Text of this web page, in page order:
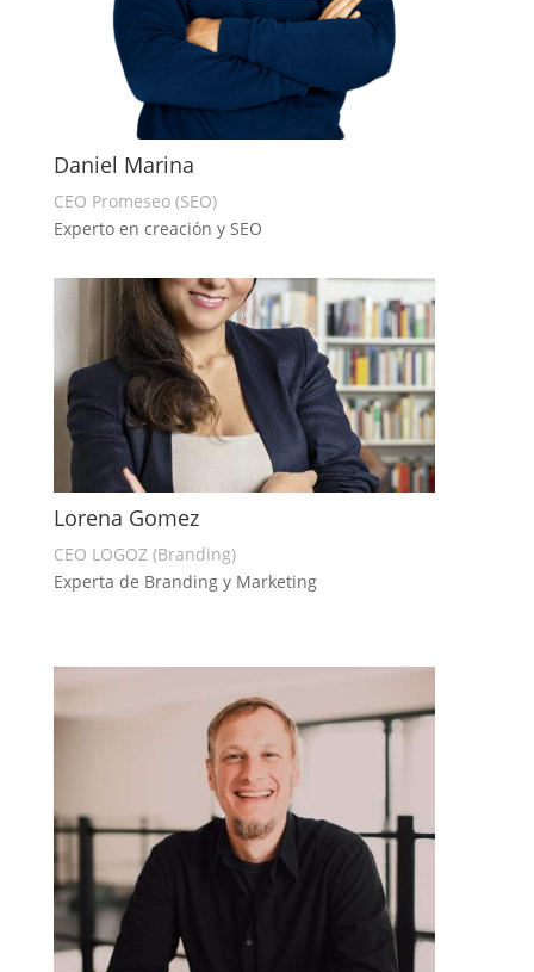
Daniel Marina
CEO Promeseo (SEO)
Experto en creación y SEO
Lorena Gomez
CEO LOGOZ (Branding)
Experta de Branding y Marketing